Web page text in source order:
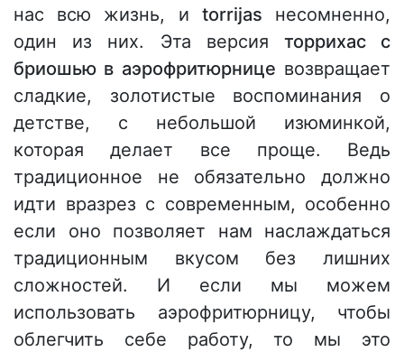
нас всю жизнь, и torrijas несомненно,
один из них. Эта версия торрихас с
бриошью в аэрофритюрнице возвращает
сладкие, золотистые воспоминания о
детстве, с небольшой изюминкой,
которая делает все проще. Ведь
традиционное не обязательно должно
идти вразрез с современным, особенно
если оно позволяет нам наслаждаться
традиционным вкусом без лишних
сложностей. И если мы можем
использовать аэрофритюрницу, чтобы
облегчить себе работу, то мы это